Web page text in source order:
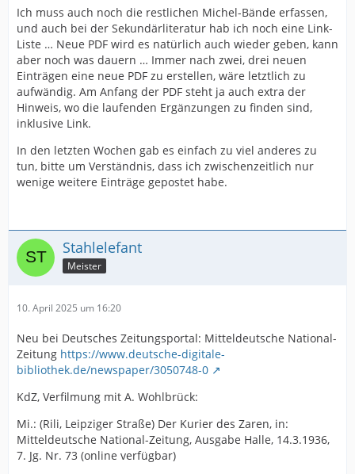
Ich muss auch noch die restlichen Michel-Bände erfassen,
und auch bei der Sekundärliteratur hab ich noch eine Link-
Liste … Neue PDF wird es natürlich auch wieder geben, kann
aber noch was dauern … Immer nach zwei, drei neuen
Einträgen eine neue PDF zu erstellen, wäre letztlich zu
aufwändig. Am Anfang der PDF steht ja auch extra der
Hinweis, wo die laufenden Ergänzungen zu finden sind,
inklusive Link.
In den letzten Wochen gab es einfach zu viel anderes zu
tun, bitte um Verständnis, dass ich zwischenzeitlich nur
wenige weitere Einträge gepostet habe.
Stahlelefant
Meister
10. April 2025 um 16:20
Neu bei Deutsches Zeitungsportal: Mitteldeutsche National-
Zeitung https://www.deutsche-digitale-
bibliothek.de/newspaper/3050748-0
KdZ, Verfilmung mit A. Wohlbrück:
Mi.: (Rili, Leipziger Straße) Der Kurier des Zaren, in:
Mitteldeutsche National-Zeitung, Ausgabe Halle, 14.3.1936,
7. Jg. Nr. 73 (online verfügbar)